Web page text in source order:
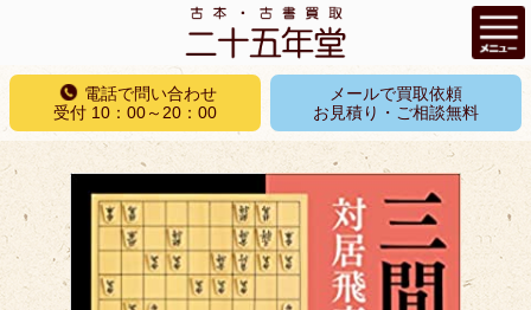
コ
テ
ン
ツ
へ
ス
キ
電話で問い合わせ
受付 10：00～20：00
メールで買取依頼
お見積り・ご相談無料